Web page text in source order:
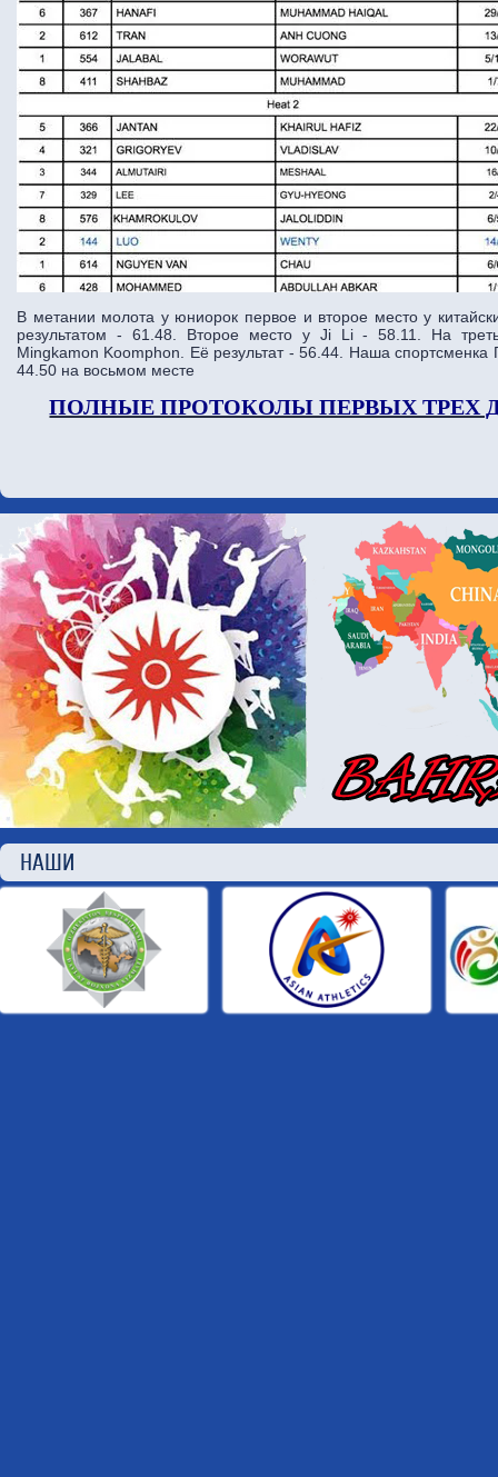
В метании молота у юниорок первое и второе место у
результатом - 61.48. Второе место у Ji Li - 58.11. На
Mingkamon Koomphon. Её результат - 56.44. Наша спортсменка
44.50 на восьмом месте
ПОЛНЫЕ ПРОТОКОЛЫ ПЕРВЫХ ТРЕХ
НАШИ